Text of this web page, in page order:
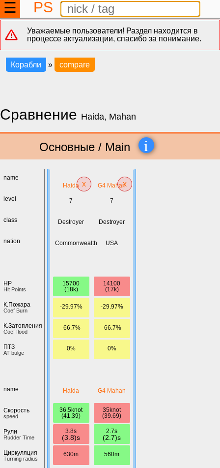
☰ PS
Уважаемые пользователи! Раздел находится в
процессе актуализации, спасибо за понимание.
Корабли » compare
Сравнение Haida, Mahan
Основные / Main i
name
level
class
nation
HP
Hit Points
К.Пожара
Coef Burn
К.Затопления
Coef flood
ПТЗ
AT bulge
name
Скорость
speed
Рули
Rudder Time
Циркуляция
Turning radius
Haida x
7
Destroyer
Commonwealth
15700
(18k)
-29.97%
-66.7%
0%
Haida
36.5knot
(41.39)
3.8s
(3.8)s
630m
G4 Mahan
x
7
Destroyer
USA
14100
(17k)
-29.97%
-66.7%
0%
G4 Mahan
35knot
(39.69)
2.7s
(2.7)s
560m